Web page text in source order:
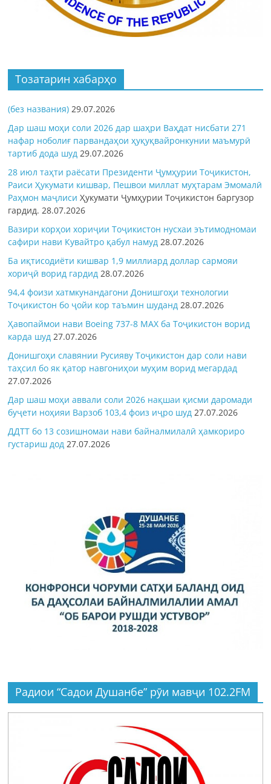
Тозатарин хабарҳо
(без названия) 29.07.2026
Дар шаш моҳи соли 2026 дар шаҳри Ваҳдат нисбати 271
нафар ноболиғ парвандаҳои ҳуқуқвайронкунии маъмурӣ
тартиб дода шуд 29.07.2026
28 июл таҳти раёсати Президенти Ҷумҳурии Тоҷикистон,
Раиси Ҳукумати кишвар, Пешвои миллат муҳтарам Эмомалӣ
Раҳмон маҷлисиҲукумати Ҷумҳурии Тоҷикистон баргузор
гардид.28.07.2026
Вазири корҳои хориҷии Тоҷикистон нусхаи эътимодномаи
сафири нави Кувайтро қабул намуд 28.07.2026
Ба иқтисодиёти кишвар 1,9 миллиард доллар сармояи
хориҷӣ ворид гардид 28.07.2026
94,4 фоизи хатмкунандагони Донишгоҳи технологии
Тоҷикистон бо ҷойи кор таъмин шуданд 28.07.2026
Ҳавопаймои нави Boeing 737-8 MAX ба Тоҷикистон ворид
карда шуд 27.07.2026
Донишгоҳи славянии Русияву Тоҷикистон дар соли нави
таҳсил бо як қатор навгониҳои муҳим ворид мегардад
27.07.2026
Дар шаш моҳи аввали соли 2026 нақшаи қисми даромади
буҷети ноҳияи Варзоб 103,4 фоиз иҷро шуд 27.07.2026
ДДТТ бо 13 созишномаи нави байналмилалӣ ҳамкориро
густариш дод 27.07.2026
Радиои “Садои Душанбе” рӯи мавҷи 102.2FM